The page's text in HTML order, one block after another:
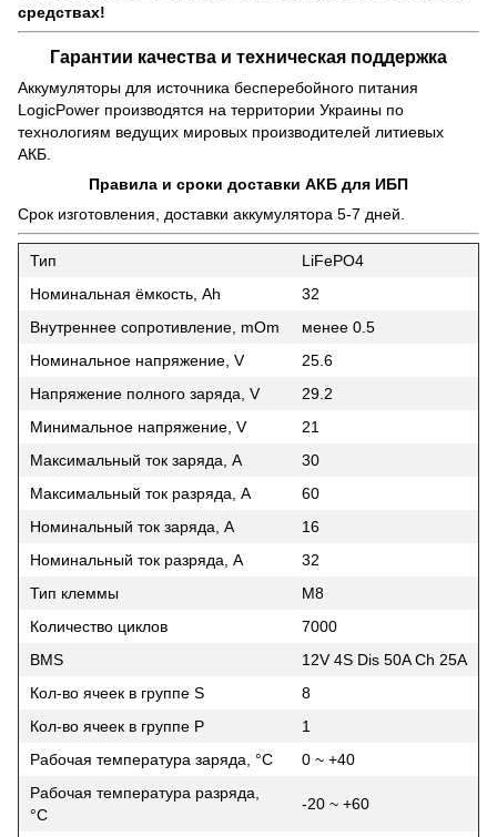
средствах!
Гарантии качества и техническая поддержка
Аккумуляторы для источника бесперебойного питания
LogicPower производятся на территории Украины по
технологиям ведущих мировых производителей литиевых
АКБ.
Правила и сроки доставки АКБ для ИБП
Срок изготовления, доставки аккумулятора 5-7 дней.
Тип
LiFePO4
Номинальная ёмкость, Ah
32
Внутреннее сопротивление, mOm
менее 0.5
Номинальное напряжение, V
25.6
Напряжение полного заряда, V
29.2
Минимальное напряжение, V
21
Максимальный ток заряда, A
30
Максимальный ток разряда, A
60
Номинальный ток заряда, A
16
Номинальный ток разряда, A
32
Тип клеммы
М8
Количество циклов
7000
BMS
12V 4S Dis 50A Ch 25А
Кол-во ячеек в группе S
8
Кол-во ячеек в группе P
1
Рабочая температура заряда, °C
0 ~ +40
Рабочая температура разряда,
°C
-20 ~ +60